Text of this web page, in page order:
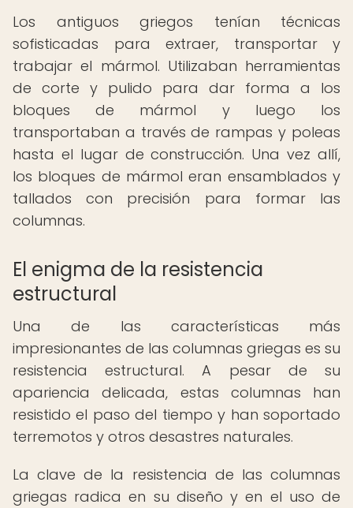
Los antiguos griegos tenían técnicas
sofisticadas para extraer, transportar y
trabajar el mármol. Utilizaban herramientas
de corte y pulido para dar forma a los
bloques de mármol y luego los
transportaban a través de rampas y poleas
hasta el lugar de construcción. Una vez allí,
los bloques de mármol eran ensamblados y
tallados con precisión para formar las
columnas.
El enigma de la resistencia
estructural
Una de las características más
impresionantes de las columnas griegas es su
resistencia estructural. A pesar de su
apariencia delicada, estas columnas han
resistido el paso del tiempo y han soportado
terremotos y otros desastres naturales.
La clave de la resistencia de las columnas
griegas radica en su diseño y en el uso de